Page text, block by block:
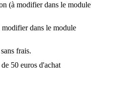
(à modifier dans le module
dans le module
frais.
50 euros d'achat